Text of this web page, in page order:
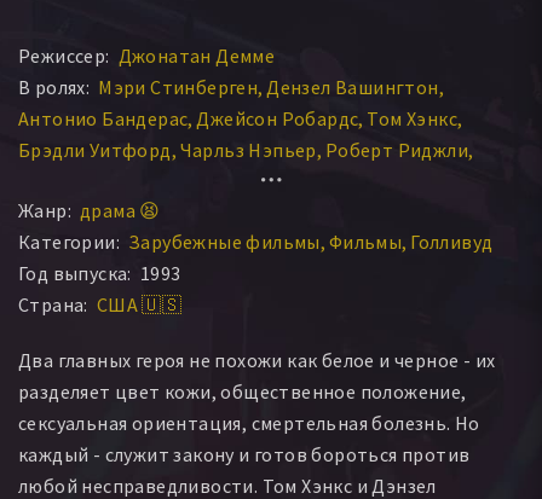
Режиссер: Джонатан Демме
В ролях: Мэри Стинберген Дензел Вашингтон
Антонио Бандерас Джейсон Робардс Том Хэнкс
Брэдли Уитфорд Чарльз Нэпьер Роберт Риджли
Рон Вотер
Жанр: драма 😫
Категории: Зарубежные фильмы Фильмы Голливуд
Год выпуска: 1993
Страна: США 🇺🇸
Два главных героя не похожи как белое и черное - их
разделяет цвет кожи, общественное положение,
сексуальная ориентация, смертельная болезнь. Но
каждый - служит закону и готов бороться против
любой несправедливости. Том Хэнкс и Дэнзел